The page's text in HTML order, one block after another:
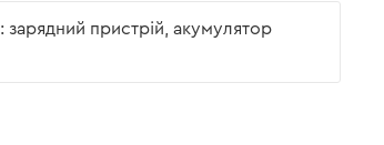
: зарядний пристрій, акумулятор